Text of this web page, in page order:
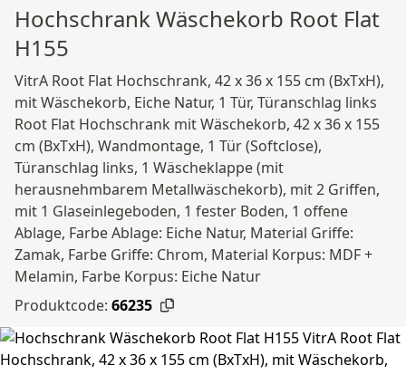
Hochschrank Wäschekorb Root Flat
H155
VitrA Root Flat Hochschrank, 42 x 36 x 155 cm (BxTxH),
mit Wäschekorb, Eiche Natur, 1 Tür, Türanschlag links
Root Flat Hochschrank mit Wäschekorb, 42 x 36 x 155
cm (BxTxH), Wandmontage, 1 Tür (Softclose),
Türanschlag links, 1 Wäscheklappe (mit
herausnehmbarem Metallwäschekorb), mit 2 Griffen,
mit 1 Glaseinlegeboden, 1 fester Boden, 1 offene
Ablage, Farbe Ablage: Eiche Natur, Material Griffe:
Zamak, Farbe Griffe: Chrom, Material Korpus: MDF +
Melamin, Farbe Korpus: Eiche Natur
Produktcode: 66235